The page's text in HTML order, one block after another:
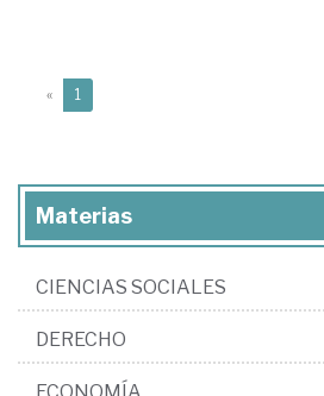
« 1
Materias
CIENCIAS SOCIALES
DERECHO